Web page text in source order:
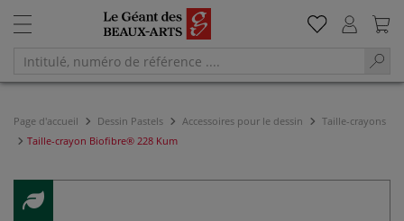
Page d'accueil Dessin Pastels Accessoires pour le dessin
Taille-crayons
Taille-crayon Biofibre® 228 Kum